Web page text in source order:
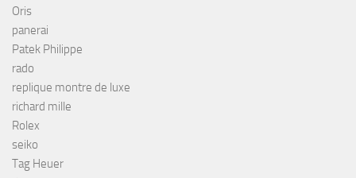
Oris
panerai
Patek Philippe
rado
replique montre de luxe
richard mille
Rolex
seiko
Tag Heuer